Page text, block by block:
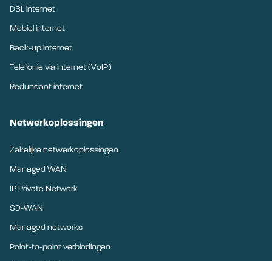
DSL internet
Mobiel internet
Back-up internet
Telefonie via internet (VoIP)
Redundant internet
Netwerkoplossingen
Zakelijke netwerkoplossingen
Managed WAN
IP Private Network
SD-WAN
Managed networks
Point-to-point verbindingen